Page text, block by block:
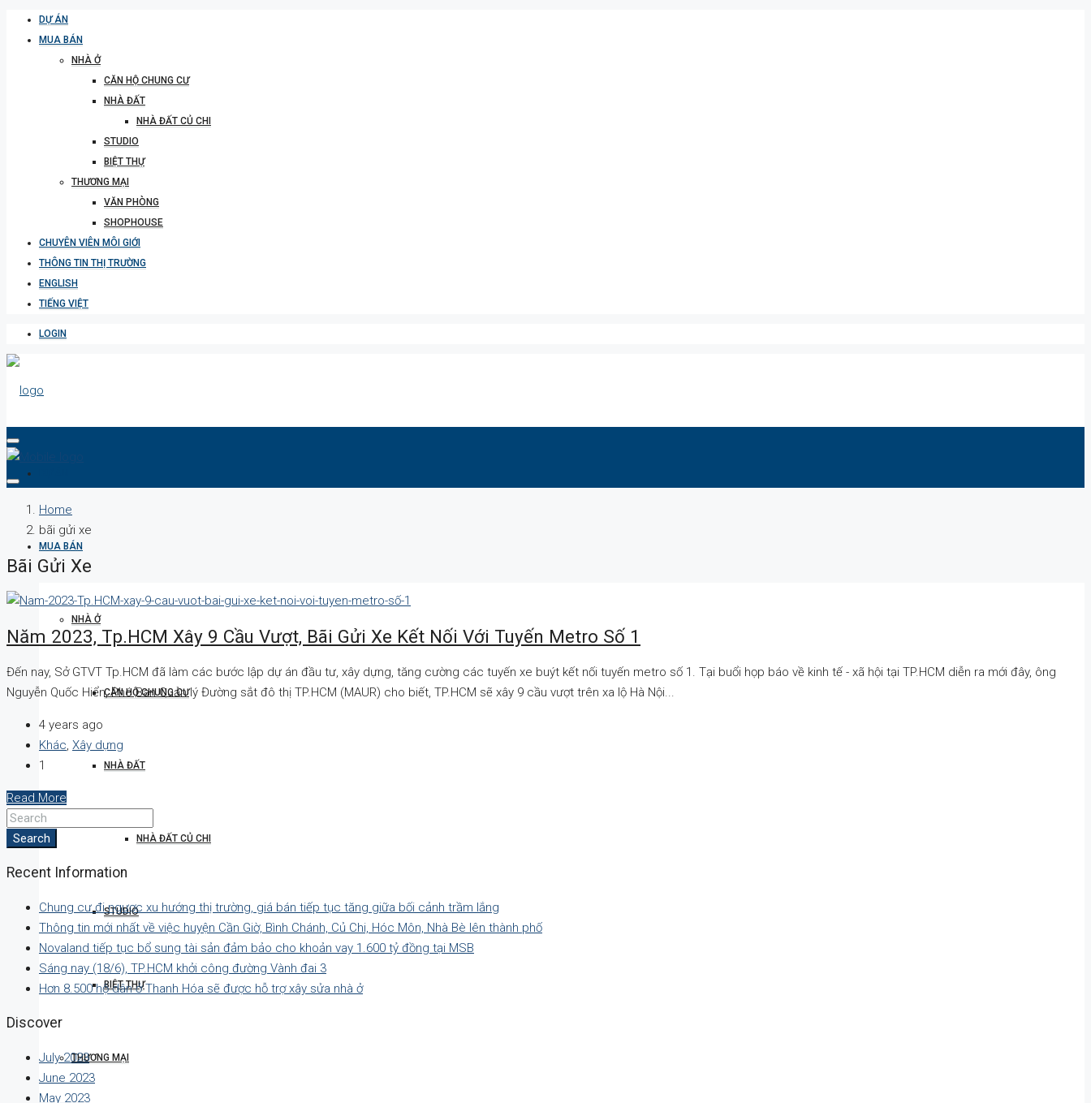
DỰ ÁN
MUA BÁN
NHÀ Ở
CĂN HỘ CHUNG CƯ
NHÀ ĐẤT
NHÀ ĐẤT CỦ CHI
STUDIO
BIỆT THỰ
THƯƠNG MẠI
VĂN PHÒNG
SHOPHOUSE
CHUYÊN VIÊN MÔI GIỚI
THÔNG TIN THỊ TRƯỜNG
ENGLISH
TIẾNG VIỆT
LOGIN
MUA BÁN
NHÀ Ở
CĂN HỘ CHUNG CƯ
NHÀ ĐẤT
NHÀ ĐẤT CỦ CHI
STUDIO
BIỆT THỰ
THƯƠNG MẠI
Home
bãi gửi xe
Bãi Gửi Xe
Năm 2023, Tp.HCM Xây 9 Cầu Vượt, Bãi Gửi Xe Kết Nối Với Tuyến Metro Số 1
Đến nay, Sở GTVT Tp.HCM đã làm các bước lập dự án đầu tư, xây dựng, tăng cường các tuyến xe buýt kết nối tuyến metro số 1. Tại buổi họp báo về kinh tế - xã hội tại TP.HCM diễn ra mới đây, ông
Nguyễn Quốc Hiển, Phó Ban Quản lý Đường sắt đô thị TP.HCM (MAUR) cho biết, TP.HCM sẽ xây 9 cầu vượt trên xa lộ Hà Nội...
4 years ago
Khác, Xây dựng
1
Read More
Search
Recent Information
Chung cư đi ngược xu hướng thị trường, giá bán tiếp tục tăng giữa bối cảnh trầm lắng
Thông tin mới nhất về việc huyện Cần Giờ, Bình Chánh, Củ Chi, Hóc Môn, Nhà Bè lên thành phố
Novaland tiếp tục bổ sung tài sản đảm bảo cho khoản vay 1.600 tỷ đồng tại MSB
Sáng nay (18/6), TP.HCM khởi công đường Vành đai 3
Hơn 8.500 hộ dân ở Thanh Hóa sẽ được hỗ trợ xây sửa nhà ở
Discover
July 2023
June 2023
May 2023